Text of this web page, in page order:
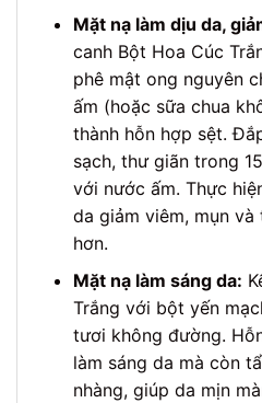
Mặt nạ làm dịu da,
canh Bột Hoa Cúc
phê mật ong nguyên
ấm (hoặc sữa chua
thành hỗn hợp sệt.
sạch, thư giãn trong
với nước ấm. Thực
da giảm viêm, mụn và
hơn.
Mặt nạ làm sáng da:
Trắng với bột yến
tươi không đường.
làm sáng da mà còn
nhàng, giúp da mịn